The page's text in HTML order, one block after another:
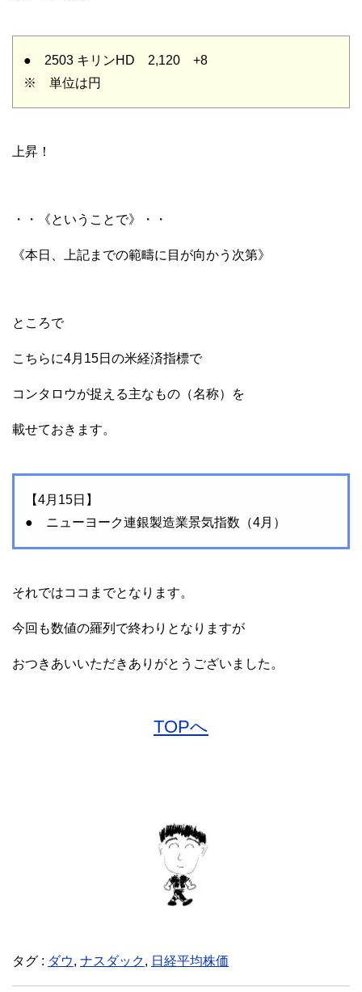
● 2503 キリンHD 2,120 +8
※ 単位は円
上昇！
・・《ということで》・・
《本日、上記までの範疇に目が向かう次第》
ところで
こちらに4月15日の米経済指標で
コンタロウが捉える主なもの（名称）を
載せておきます。
【4月15日】
● ニューヨーク連銀製造業景気指数（4月）
それではココまでとなります。
今回も数値の羅列で終わりとなりますが
おつきあいいただきありがとうございました。
TOPへ
タグ : ダウ, ナスダック, 日経平均株価